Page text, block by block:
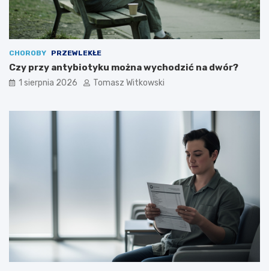
CHOROBY PRZEWLEKŁE
Czy przy antybiotyku można wychodzić na dwór?
1 sierpnia 2026 Tomasz Witkowski